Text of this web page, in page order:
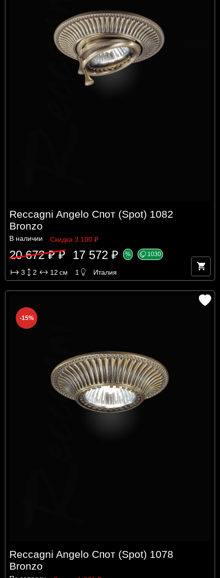
Reccagni Angelo Спот (Spot) 1082
Bronzo
В наличии Скидка 3 100 ₽
20 672 ₽ ₽ 17 572 ₽ % 1030
3 2 12 см 1 Италия
-15%
Reccagni Angelo Спот (Spot) 1078
Bronzo